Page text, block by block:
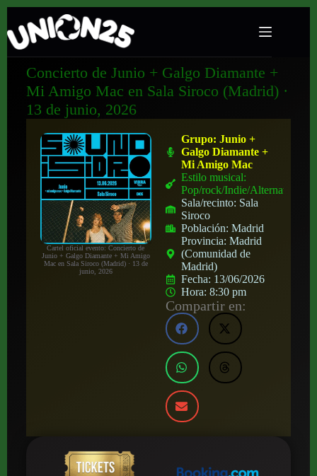
Concierto de Junio + Galgo Diamante +
Mi Amigo Mac en Sala Siroco (Madrid) ·
13 de junio, 2026
Cartel oficial evento: Concierto de
Junio + Galgo Diamante + Mi Amigo
Mac en Sala Siroco (Madrid) · 13 de
junio, 2026
Grupo:Junio +
Galgo Diamante +
Mi Amigo Mac
Estilo musical:
Pop/rock/Indie/Alternativo
Sala/recinto: Sala
Siroco
Población:Madrid
Provincia:Madrid
(Comunidad de
Madrid)
Fecha: 13/06/2026
Hora:8:30 pm
Compartir en: